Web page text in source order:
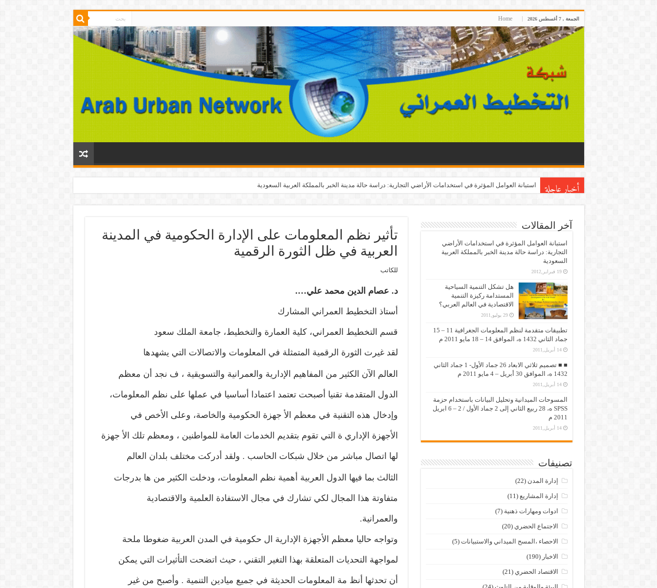
الجمعة , 7 أغسطس 2026 Home
أخبار عاجلة استبانة العوامل المؤثرة في استخدامات الأراضي التجارية: دراسة حالة مدينة الخبر بالمملكة العربية السعودية
هل تشكل التنمية السياحية المستدامة ركيزة التنمية الاقتصادية في العالم العربي؟
تأثير نظم المعلومات على الإدارة الحكومية في المدينة
العربية في ظل الثورة الرقمية
للكاتب
د. عصام الدين محمد علي….
أستاذ التخطيط العمراني المشارك
قسم التخطيط العمراني، كلية العمارة والتخطيط، جامعة الملك سعود
لقد غيرت الثورة الرقمية المتمثلة في المعلومات والاتصالات التي يشهدها
العالم الآن الكثير من المفاهيم الإدارية والعمرانية والتسويقية ، ف نجد أن معظم
الدول المتقدمة تقنيا أصبحت تعتمد اعتمادا أساسيا في عملها على نظم المعلومات،
وإدخال هذه التقنية في معظم الأ جهزة الحكومية والخاصة، وعلى الأخص في
الأجهزة الإداري ة التي تقوم بتقديم الخدمات العامة للمواطنين ، ومعظم تلك الأ جهزة
لها اتصال مباشر من خلال شبكات الحاسب . ولقد أدركت مختلف بلدان العالم
الثالث بما فيها الدول العربية أهمية نظم المعلومات، ودخلت الكثير من ها بدرجات
متفاوتة هذا المجال لكي تشارك في مجال الاستفادة العلمية والاقتصادية
والعمرانية.
وتواجه حاليا معظم الأجهزة الإدارية ال حكومية في المدن العربية ضغوطا ملحة
لمواجهة التحديات المتعلقة بهذا التغير التقني ، حيث اتضحت التأثيرات التي يمكن
أن تحدثها أنظ مة المعلومات الحديثة في جميع ميادين التنمية . وأصبح من غير
آخر المقالات
استبانة العوامل المؤثرة في استخدامات الأراضي
التجارية: دراسة حالة مدينة الخبر بالمملكة العربية
السعودية
19 فبراير,2012
هل تشكل التنمية السياحية
المستدامة ركيزة التنمية
الاقتصادية في العالم العربي؟
29 يوليو,2011
تطبيقات متقدمة لنظم المعلومات الجغرافية 11 – 15
جماد الثاني 1432 ه، الموافق 14 – 18 مايو 2011 م
14 أبريل,2011
■ ■ تصميم ثلاثي الابعاد 26 جماد الأول- 1 جماد الثاني
1432 ه، الموافق 30 أبريل – 4 مايو 2011 م
14 أبريل,2011
المسوحات الميدانية وتحليل البيانات باستخدام حزمة
SPSS ه، 28 ربيع الثاني إلى 2 جماد الأول / 2 – 6 ابريل
2011 م
14 أبريل,2011
تصنيفات
إدارة المدن (22)
إدارة المشاريع (11)
ادوات ومهارات ذهنية (7)
الاجتماع الحضري (20)
الاحصاء ،المسح الميداني والاستبيانات (5)
الاخبار (190)
الاقتصاد الحضري (21)